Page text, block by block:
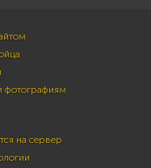
фотографиям
на сервер